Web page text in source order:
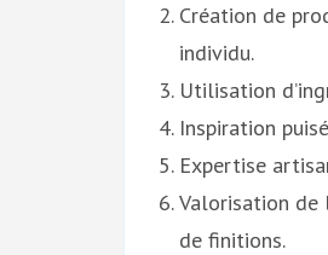
Création de
individu.
Utilisation
Inspiration
Expertise
Valorisation de
de finitions.